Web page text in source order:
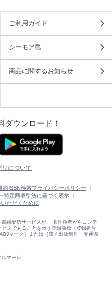
ご利用ガイド
シーモア島
商品に関するお知らせ
ダウンロード！
リについて
約ISBN検索プライバシーポリシー
特定商取引法に基づく表示
ただくために
籍配信サービスが、 著作権者からコンテ
スであることを示す登録商標（登録番号
マーク］または［電子出版制作・流通協
ルマーレ